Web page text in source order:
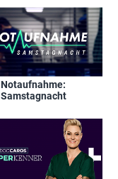
Notaufnahme:
Samstagnacht